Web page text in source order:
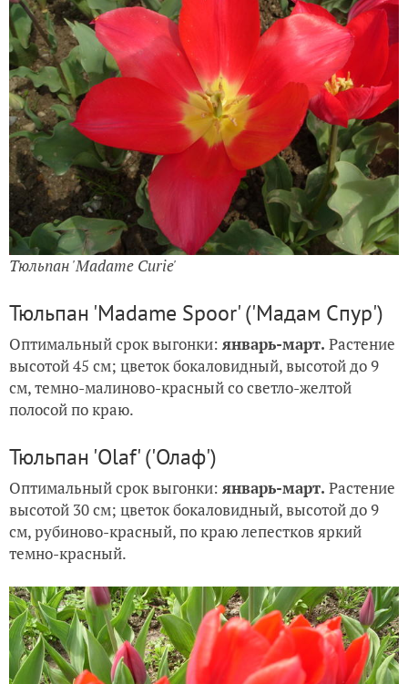
Тюльпан 'Madame Curie'
Тюльпан 'Madame Spoor' ('Мадам Спур')
Оптимальный срок выгонки: январь-март. Растение
высотой 45 см; цветок бокаловидный, высотой до 9
см, темно-малиново-красный со светло-желтой
полосой по краю.
Тюльпан 'Olaf' ('Олаф')
Оптимальный срок выгонки: январь-март. Растение
высотой 30 см; цветок бокаловидный, высотой до 9
см, рубиново-красный, по краю лепестков яркий
темно-красный.